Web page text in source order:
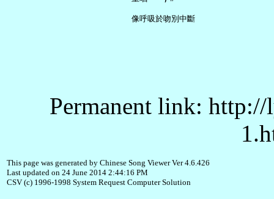
Permanent link:
This page was generated by Chinese Song Viewer Ver 4.6.426
Last updated on 24 June 2014 2:44:16 PM
CSV (c) 1996-1998 System Request Computer Solution